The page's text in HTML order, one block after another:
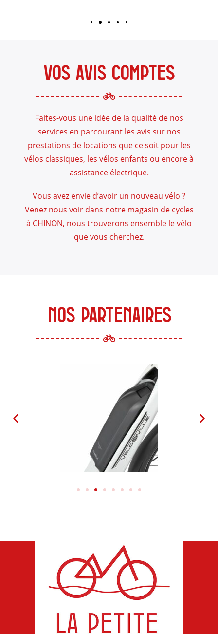
Vos avis comptes
Faites-vous une idée de la qualité de nos
services en parcourant les avis sur nos
prestations de locations que ce soit pour les
vélos classiques, les vélos enfants ou encore à
assistance électrique.
Vous avez envie d’avoir un nouveau vélo ?
Venez nous voir dans notre magasin de cycles
à CHINON, nous trouverons ensemble le vélo
que vous cherchez.
Nos partenaires